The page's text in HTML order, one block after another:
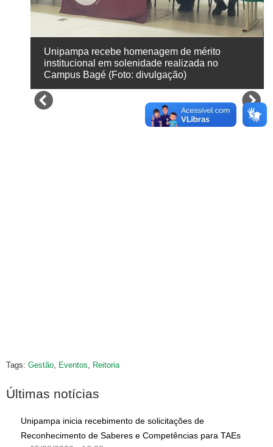
Unipampa recebe homenagem de mérito
institucional em solenidade realizada no
Campus Bagé (Foto: divulgação)
Tags: Gestão, Eventos, Reitoria
Últimas notícias
Unipampa inicia recebimento de solicitações de
Reconhecimento de Saberes e Competências para TAEs